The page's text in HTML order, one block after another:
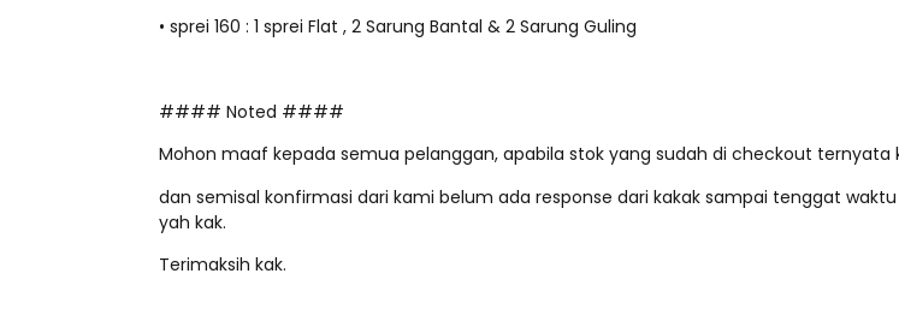
• sprei 160 : 1 sprei Flat , 2 Sarung Bantal & 2 Sarung Guling
#### Noted ####
Mohon maaf kepada semua pelanggan, apabila stok yang sudah di checkout
dan semisal konfirmasi dari kami belum ada response dari kakak sampai tenggat
yah kak.
Terimaksih kak.